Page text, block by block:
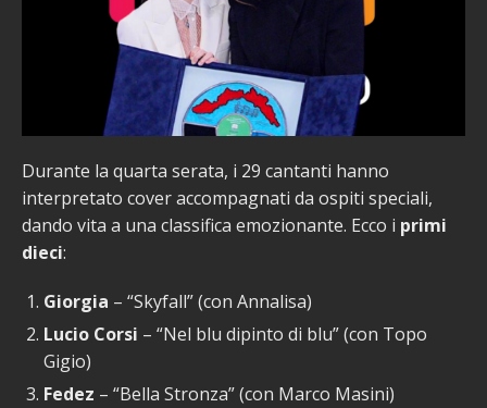
Durante la quarta serata, i 29 cantanti hanno
interpretato cover accompagnati da ospiti speciali,
dando vita a una classifica emozionante. Ecco i primi
dieci:
Giorgia – “Skyfall” (con Annalisa)
Lucio Corsi – “Nel blu dipinto di blu” (con Topo
Gigio)
Fedez – “Bella Stronza” (con Marco Masini)